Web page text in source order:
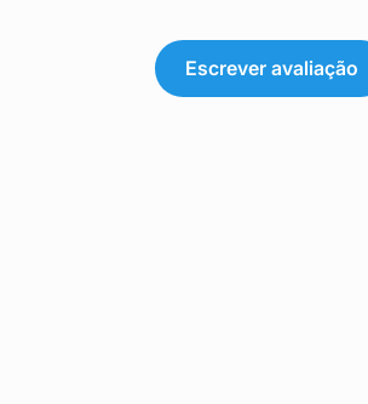
Escrever avaliação